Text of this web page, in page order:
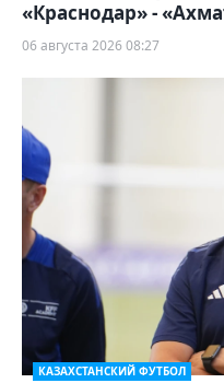
«Краснодар» -
06 августа 2026 08:27
КАЗАХСТАНСКИЙ ФУТБОЛ